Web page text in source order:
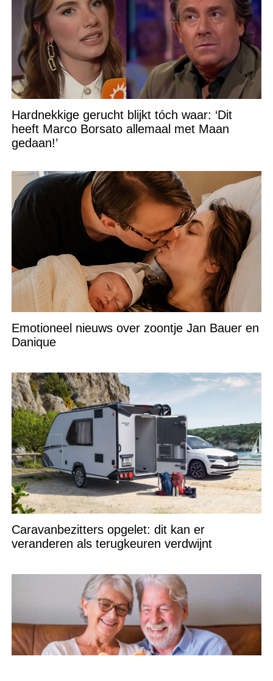
Hardnekkige gerucht blijkt tóch waar: ‘Dit
heeft Marco Borsato allemaal met Maan
gedaan!’
Emotioneel nieuws over zoontje Jan Bauer en
Danique
Caravanbezitters opgelet: dit kan er
veranderen als terugkeuren verdwijnt